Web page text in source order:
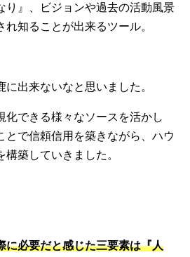
り』、ビジョンや過去の活動風景
れ知ることが出来るツール。
出来ないなと思いました。
化できる様々なソースを活かし
とで信頼信用を築きながら、ハウ
築していきました。
に必要だと感じた三要素は『人